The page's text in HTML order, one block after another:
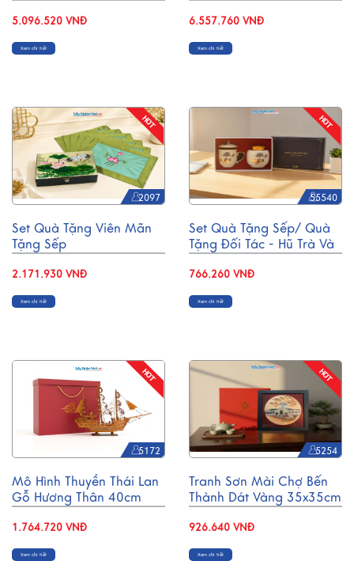
5.096.520 VNĐ
Xem chi tiết
6.557.760 VNĐ
Xem chi tiết
2097
Set Quà Tặng Viên Mãn
Tặng Sếp
2.171.930 VNĐ
Xem chi tiết
55540
Set Quà Tặng Sếp/ Quà
Tặng Đối Tác - Hũ Trà Và
CBG001
766.260 VNĐ
Xem chi tiết
5172
Mô Hình Thuyền Thái Lan
Gỗ Hương Thân 40cm
1.764.720 VNĐ
Xem chi tiết
5254
Tranh Sơn Mài Chợ Bến
Thành Dát Vàng 35x35cm
926.640 VNĐ
Xem chi tiết